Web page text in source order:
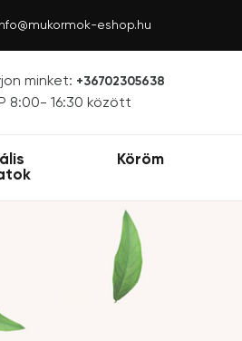
eshop.hu
minket: +36702305638
8:00- 16:30 között
Köröm